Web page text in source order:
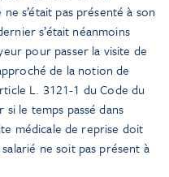
s’était pas présenté à son
s’était néanmoins
pour passer la visite de
de la notion de
L. 3121-1 du Code du
le temps passé dans
médicale de reprise doit
ne soit pas présent à